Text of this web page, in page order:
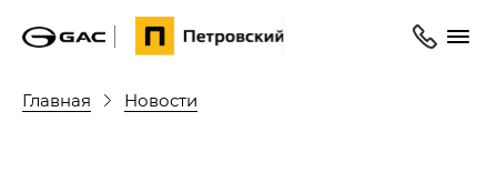
Главная Новости